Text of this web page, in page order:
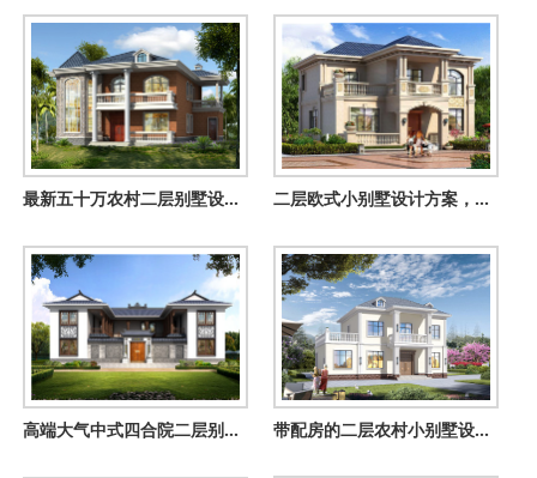
最新五十万农村二层别墅设计图纸，客厅中空 二层欧式小别墅设计方案，全套建筑设计图纸+外观效果图
高端大气中式四合院二层别墅小楼设计图，外观古香古色 带配房的二层农村小别墅设计图，大方适用，耐看经济